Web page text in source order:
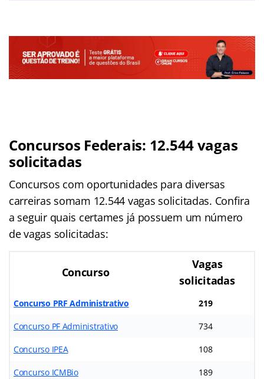
Concursos Federais: 12.544 vagas
solicitadas
Concursos com oportunidades para diversas
carreiras somam 12.544 vagas solicitadas. Confira
a seguir quais certames já possuem um número
de vagas solicitadas:
Concurso
Vagas
solicitadas
Concurso PRF Administrativo 219
Concurso PF Administrativo 734
Concurso IPEA 108
Concurso ICMBio 189